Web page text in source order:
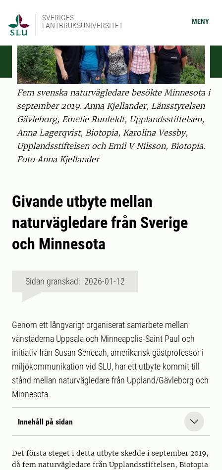
SVERIGES
LANTBRUKSUNIVERSITET
MENY
Fem svenska naturvägledare besökte Minnesota i
september 2019. Anna Kjellander, Länsstyrelsen
Gävleborg, Emelie Runfeldt, Upplandsstiftelsen,
Anna Lagerqvist, Biotopia, Karolina Vessby,
Upplandsstiftelsen och Emil V Nilsson, Biotopia.
Foto Anna Kjellander
Givande utbyte mellan
naturvägledare från Sverige
och Minnesota
Sidan granskad: 2026-01-12
Genom ett långvarigt organiserat samarbete mellan
vänstäderna Uppsala och Minneapolis-Saint Paul och
initiativ från Susan Senecah, amerikansk gästprofessor i
miljökommunikation vid SLU, har ett utbyte kommit till
stånd mellan naturvägledare från Uppland/Gävleborg och
Minnesota.
Innehåll på sidan
Det första steget i detta utbyte skedde i september 2019,
då fem naturvägledare från Upplandsstiftelsen, Biotopia